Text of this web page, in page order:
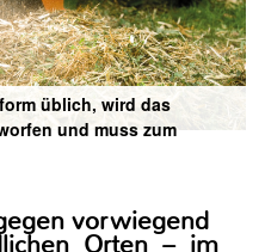
üblich, wird das
und muss zum
vorwiegend
Orten – im